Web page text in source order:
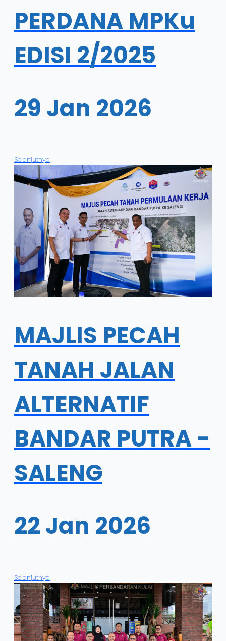
PERDANA MPKu
EDISI 2/2025
29 Jan 2026
Selanjutnya
MAJLIS PECAH
TANAH JALAN
ALTERNATIF
BANDAR PUTRA -
SALENG
22 Jan 2026
Selanjutnya